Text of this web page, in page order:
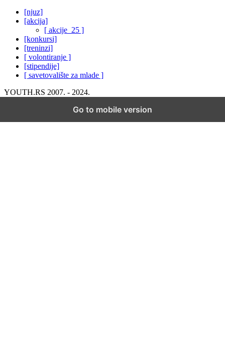
[njuz]
[akcija]
[ akcije_25 ]
[konkursi]
[treninzi]
[ volontiranje ]
[stipendije]
[ savetovalište za mlade ]
YOUTH.RS 2007. - 2024.
Go to mobile version